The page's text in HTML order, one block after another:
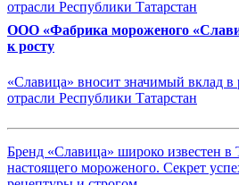
ООО «Фабрика мороженого
к росту
«Славица» вносит значимый вклад в
отрасли Республики Татарстан
Бренд «Славица» широко известен в
настоящего мороженого. Секрет